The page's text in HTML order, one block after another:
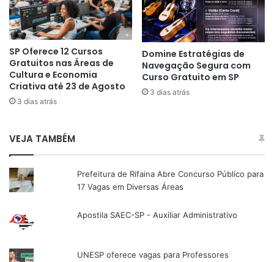
SP Oferece 12 Cursos
Gratuitos nas Áreas de
Cultura e Economia
Criativa até 23 de Agosto
3 dias atrás
Domine Estratégias de
Navegação Segura com
Curso Gratuito em SP
3 dias atrás
VEJA TAMBÉM
Prefeitura de Rifaina Abre Concurso Público para
17 Vagas em Diversas Áreas
Apostila SAEC-SP - Auxiliar Administrativo
UNESP oferece vagas para Professores